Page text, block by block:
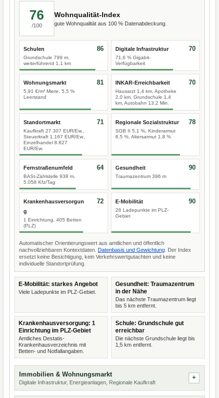
76
/100
Wohnqualität-Index
gute Wohnqualität aus 100 % Datenabdeckung.
Schulen
Grundschule 799 m,
weiterführend 1,1 km
86 Digitale Infrastruktur
71,6 % Gigabit-
Verfügbarkeit
70
Wohnungsmarkt
5,91 €/m² Miete, 5,5 %
Leerstand
81 INKAR-Erreichbarkeit
Hausarzt 1,4 km, Apotheke
2,0 km, Grundschule 1,4
km, Autobahn 13,2 Min.
70
Standortmarkt
Kaufkraft 27.307 EUR/Ew.,
Steuerkraft 1.167 EUR/Ew.,
Einzelhandel 8.827
EUR/Ew.
71 Regionale Sozialstruktur
SGB II 5,1 %, Kinderarmut
8,5 %, Altersarmut 1,8 %
78
Fernstraßenumfeld
BASt-Zählstelle 938 m,
5.058 Kfz/Tag
64 Gesundheit
Traumazentrum 396 m
90
Krankenhausversorgun
g
1 Einrichtung, 405 Betten
(PLZ)
72 E-Mobilität
28 Ladepunkte im PLZ-
Gebiet
90
Automatischer Orientierungswert aus amtlichen und öffentlich
nachvollziehbaren Kontextdaten. Datenbasis und Gewichtung . Der Index
ersetzt keine Besichtigung, kein Verkehrswertgutachten und keine
individuelle Standortprüfung.
E-Mobilität: starkes Angebot
Viele Ladepunkte im PLZ-Gebiet.
Gesundheit: Traumazentrum
in der Nähe
Das nächste Traumazentrum liegt
bis 5 km entfernt.
Krankenhausversorgung: 1
Einrichtung im PLZ-Gebiet
Amtliches Destatis-
Krankenhausverzeichnis mit
Betten- und Notfallangaben.
Schule: Grundschule gut
erreichbar
Die nächste Grundschule liegt bis
1,5 km entfernt.
Immobilien & Wohnungsmarkt
Digitale Infrastruktur, Energieanlagen, Regionale Kaufkraft